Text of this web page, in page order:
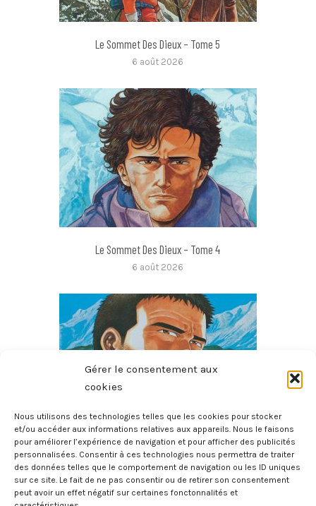
Gérer le consentement aux
cookies
Nous utilisons des technologies telles que les cookies pour stocker
et/ou accéder aux informations relatives aux appareils. Nous le faisons
pour améliorer l’expérience de navigation et pour afficher des publicités
personnalisées. Consentir à ces technologies nous permettra de traiter
des données telles que le comportement de navigation ou les ID uniques
sur ce site. Le fait de ne pas consentir ou de retirer son consentement
peut avoir un effet négatif sur certaines fonctonnalités et
Le Sommet Des Dieux – Tome 5
6 août 2026
Le Sommet Des Dieux – Tome 4
6 août 2026
Le Sommet Des Dieux – Tome 3
6 août 2026